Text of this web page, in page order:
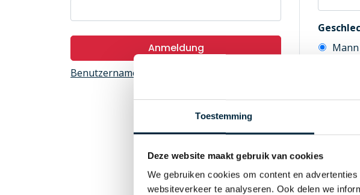
Toestemming
Deze website maakt gebruik van cookies
We gebruiken cookies om content en
websiteverkeer te analyseren. Ook delen we
Anmeldung
Benutzername oder Passwort abrufen
Mann
Name